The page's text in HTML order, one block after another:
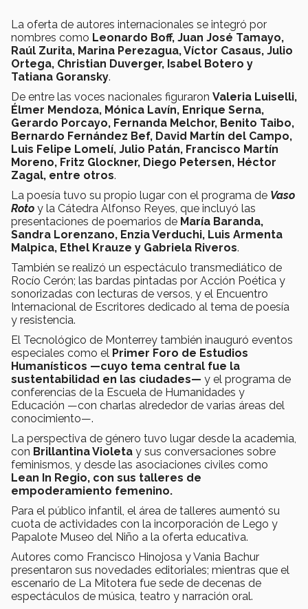
La oferta de autores internacionales se integró por
nombres como Leonardo Boff, Juan José Tamayo,
Raúl Zurita, Marina Perezagua, Víctor Casaus, Julio
Ortega, Christian Duverger, Isabel Botero y
Tatiana Goransky.
De entre las voces nacionales figuraron Valeria Luiselli,
Élmer Mendoza, Mónica Lavín, Enrique Serna,
Gerardo Porcayo, Fernanda Melchor, Benito Taibo,
Bernardo Fernández Bef, David Martín del Campo,
Luis Felipe Lomelí, Julio Patán, Francisco Martín
Moreno, Fritz Glockner, Diego Petersen, Héctor
Zagal, entre otros.
La poesía tuvo su propio lugar con el programa de Vaso
Roto y la Cátedra Alfonso Reyes, que incluyó las
presentaciones de poemarios de María Baranda,
Sandra Lorenzano, Enzia Verduchi, Luis Armenta
Malpica, Ethel Krauze y Gabriela Riveros.
También se realizó un espectáculo transmediático de
Rocío Cerón; las bardas pintadas por Acción Poética y
sonorizadas con lecturas de versos, y el Encuentro
Internacional de Escritores dedicado al tema de poesía
y resistencia.
El Tecnológico de Monterrey también inauguró eventos
especiales como el Primer Foro de Estudios
Humanísticos —cuyo tema central fue la
sustentabilidad en las ciudades— y el programa de
conferencias de la Escuela de Humanidades y
Educación —con charlas alrededor de varias áreas del
conocimiento—.
La perspectiva de género tuvo lugar desde la academia,
con Brillantina Violeta y sus conversaciones sobre
feminismos, y desde las asociaciones civiles como
Lean In Regio, con sus talleres de
empoderamiento femenino.
Para el público infantil, el área de talleres aumentó su
cuota de actividades con la incorporación de Lego y
Papalote Museo del Niño a la oferta educativa.
Autores como Francisco Hinojosa y Vania Bachur
presentaron sus novedades editoriales; mientras que el
escenario de La Mitotera fue sede de decenas de
espectáculos de música, teatro y narración oral.